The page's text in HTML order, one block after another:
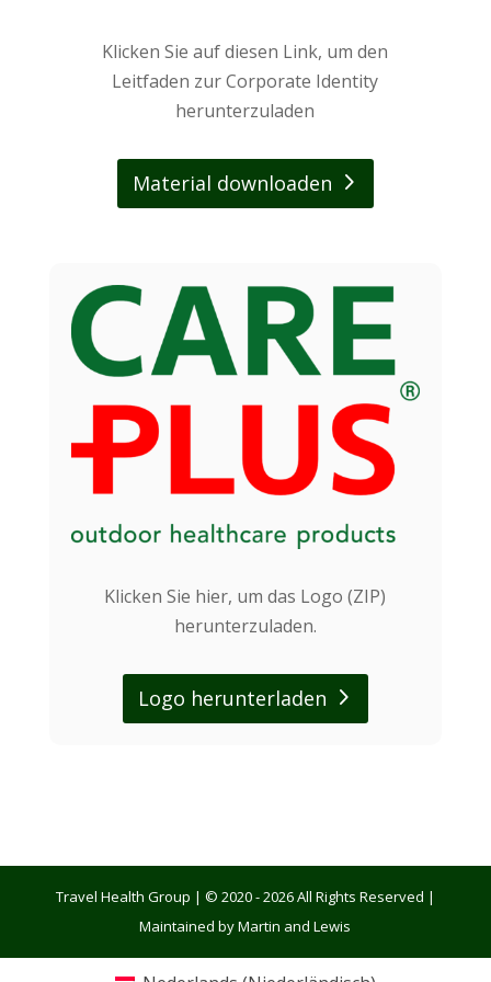
Klicken Sie auf diesen Link, um den
Leitfaden zur Corporate Identity
herunterzuladen
Material downloaden
Klicken Sie hier, um das Logo (ZIP)
herunterzuladen.
Logo herunterladen
Travel Health Group | © 2020 - 2026 All Rights Reserved |
Maintained by Martin and Lewis